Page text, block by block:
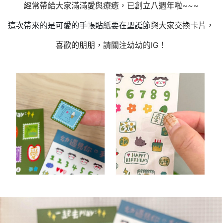
經常帶給大家滿滿愛與療癒，已創立八週年啦~~~
這次帶來的是可愛的手帳貼紙要在聖誕節與大家交換卡片，
喜歡的朋朋，請關注幼幼的IG！